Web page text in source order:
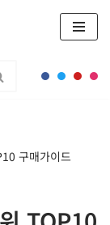
구매가이드